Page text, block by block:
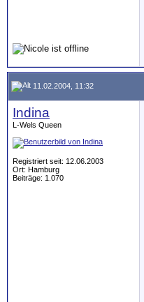
11.02.2004, 11:32
Indina
L-Wels Queen
Registriert seit: 12.06.2003
Ort: Hamburg
Beiträge: 1.070